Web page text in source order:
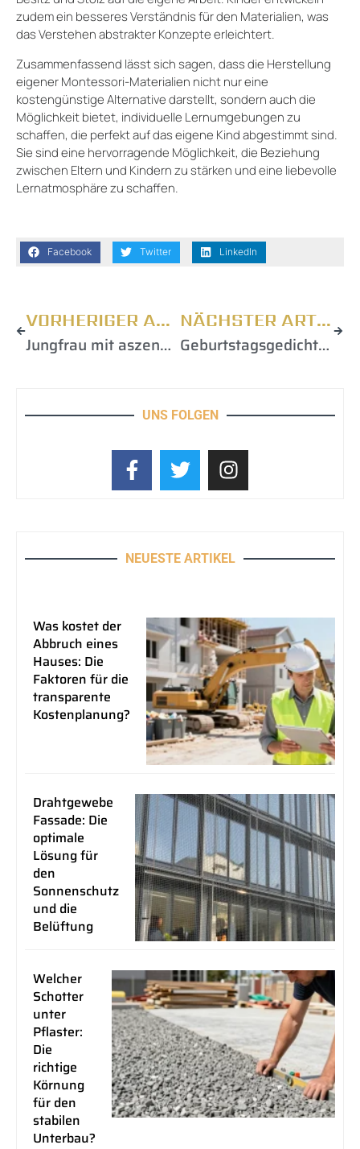
zudem ein besseres Verständnis für den Materialien, was
das Verstehen abstrakter Konzepte erleichtert.
Zusammenfassend lässt sich sagen, dass die Herstellung
eigener Montessori-Materialien nicht nur eine
kostengünstige Alternative darstellt, sondern auch die
Möglichkeit bietet, individuelle Lernumgebungen zu
schaffen, die perfekt auf das eigene Kind abgestimmt sind.
Sie sind eine hervorragende Möglichkeit, die Beziehung
zwischen Eltern und Kindern zu stärken und eine liebevolle
Lernatmosphäre zu schaffen.
Facebook Twitter LinkedIn
VORHERIGER ARTIKEL
Jungfrau mit aszendent löwe: das geheimnisvolle familienoberhaupt entdecken
NÄCHSTER ARTIKEL
Geburtstagsgedichte für mama: kreative zeilen, die das herz berühren
UNS FOLGEN
NEUESTE ARTIKEL
Was kostet der
Abbruch eines
Hauses: Die
Faktoren für die
transparente
Kostenplanung?
Drahtgewebe
Fassade: Die
optimale
Lösung für
den
Sonnenschutz
und die
Belüftung
Welcher
Schotter
unter
Pflaster:
Die
richtige
Körnung
für den
stabilen
Unterbau?